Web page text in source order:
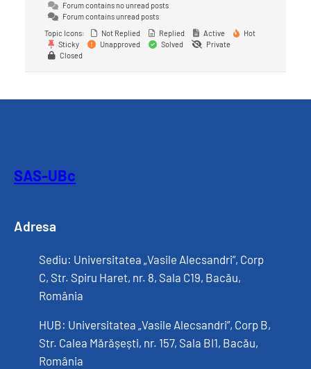
Forum contains no unread posts
Forum contains unread posts
Topic Icons:
Not Replied Replied Active
Hot
Sticky
Unapproved Solved
Private
Closed
SAS-UBc
Adresa
Sediu: Universitatea „Vasile Alecsandri”, Corp
C, Str. Spiru Haret, nr. 8, Sala C19, Bacău,
România
HUB: Universitatea „Vasile Alecsandri”, Corp B,
Str. Calea Mărășești, nr. 157, Sala BI1, Bacău,
România